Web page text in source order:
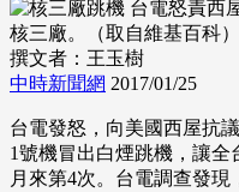
核三廠。（取自維基百科）
撰文者：王玉樹
中時新聞網 2017/01/25
台電發怒，向美國西屋抗
1號機冒出白煙跳機，讓全
月來第4次。台電調查發